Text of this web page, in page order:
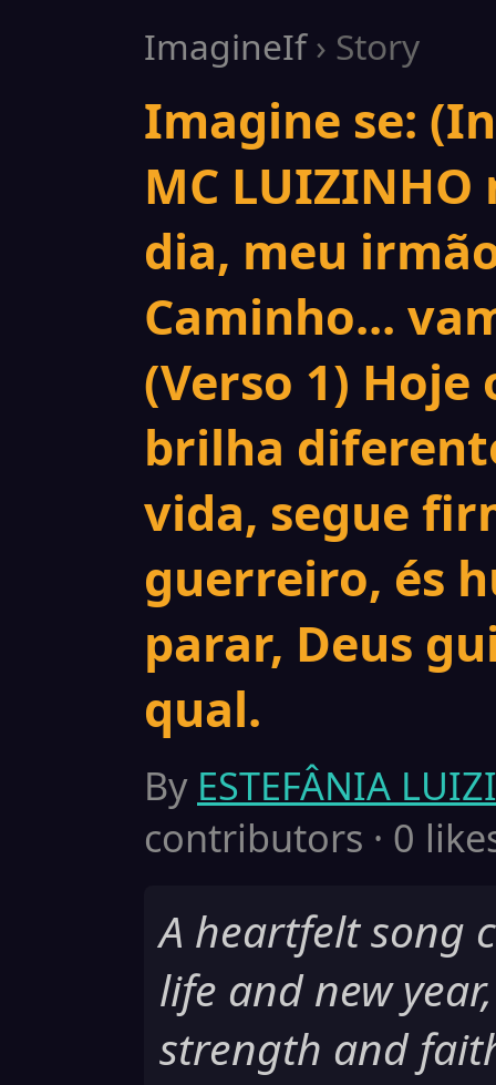
ImagineIf› Story
Imagine se:
MC
dia, meu
Caminho...
(Verso 1)
brilha
vida, segue
guerreiro, és
parar, Deus
qual.
By ESTEFÂNIA
contributors · 0
A heartfelt song
life and new
strength and